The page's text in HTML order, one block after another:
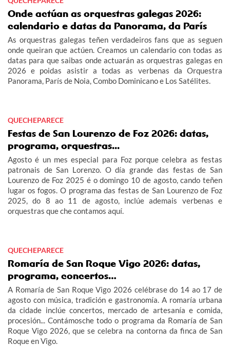
Onde actúan as orquestras galegas 2026:
calendario e datas da Panorama, da París
As orquestras galegas teñen verdadeiros fans que as seguen
onde queiran que actúen. Creamos un calendario con todas as
datas para que saibas onde actuarán as orquestras galegas en
2026 e poidas asistir a todas as verbenas da Orquestra
Panorama, París de Noia, Combo Dominicano e Los Satélites.
QUECHEPARECE
Festas de San Lourenzo de Foz 2026: datas,
programa, orquestras...
Agosto é un mes especial para Foz porque celebra as festas
patronais de San Lorenzo. O día grande das festas de San
Lourenzo de Foz 2025 é o domingo 10 de agosto, cando teñen
lugar os fogos. O programa das festas de San Lourenzo de Foz
2025, do 8 ao 11 de agosto, inclúe ademais verbenas e
orquestras que che contamos aquí.
QUECHEPARECE
Romaría de San Roque Vigo 2026: datas,
programa, concertos…
A Romaría de San Roque Vigo 2026 celébrase do 14 ao 17 de
agosto con música, tradición e gastronomía. A romaría urbana
da cidade inclúe concertos, mercado de artesanía e comida,
procesión... Contámosche todo o programa da Romaría de San
Roque Vigo 2026, que se celebra na contorna da finca de San
Roque en Vigo.